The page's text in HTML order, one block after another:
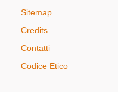
Sitemap
Credits
Contatti
Codice Etico